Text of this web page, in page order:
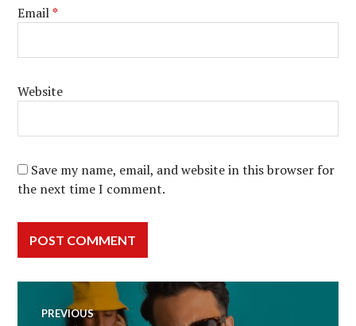
Email*
Website
Save my name, email, and website in this browser for
the next time I comment.
Post
PREVIOUS